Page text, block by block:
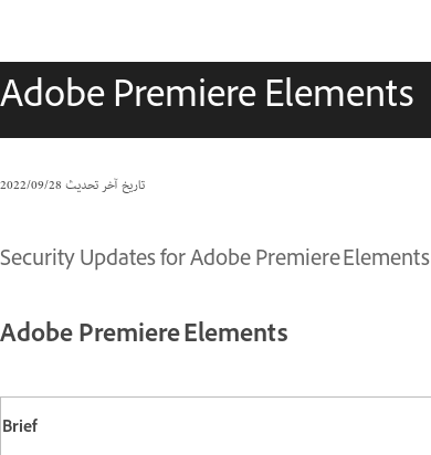
Adobe Premiere Elements
تاريخ آخر تحديث28‏/09‏/2022
Security Updates for Adobe Premiere Elements
Adobe Premiere Elements
Brief